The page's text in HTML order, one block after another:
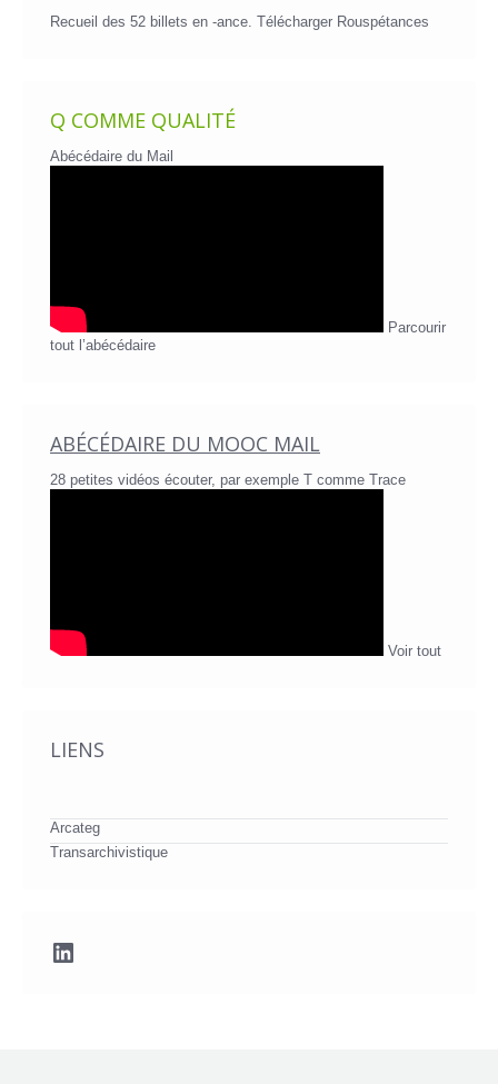
Recueil des 52 billets en -ance. Télécharger Rouspétances
Q COMME QUALITÉ
Abécédaire du Mail
Parcourir
tout l’abécédaire
ABÉCÉDAIRE DU MOOC MAIL
28 petites vidéos écouter, par exemple T comme Trace
Voir tout
LIENS
Arcateg
Transarchivistique
LinkedIn